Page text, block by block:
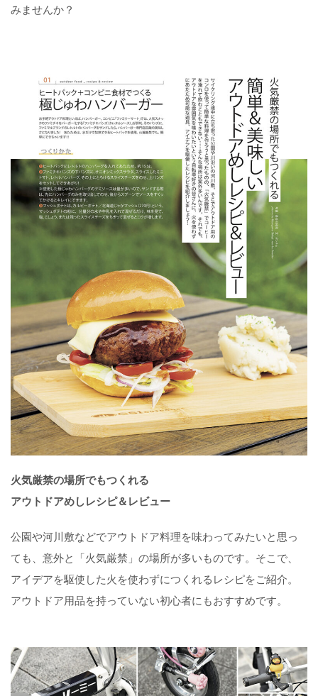
みませんか？
火気厳禁の場所でもつくれる
アウトドアめしレシピ＆レビュー
公園や河川敷などでアウトドア料理を味わってみたいと思っ
ても、意外と「火気厳禁」の場所が多いものです。そこで、
アイデアを駆使した火を使わずにつくれるレシピをご紹介。
アウトドア用品を持っていない初心者にもおすすめです。